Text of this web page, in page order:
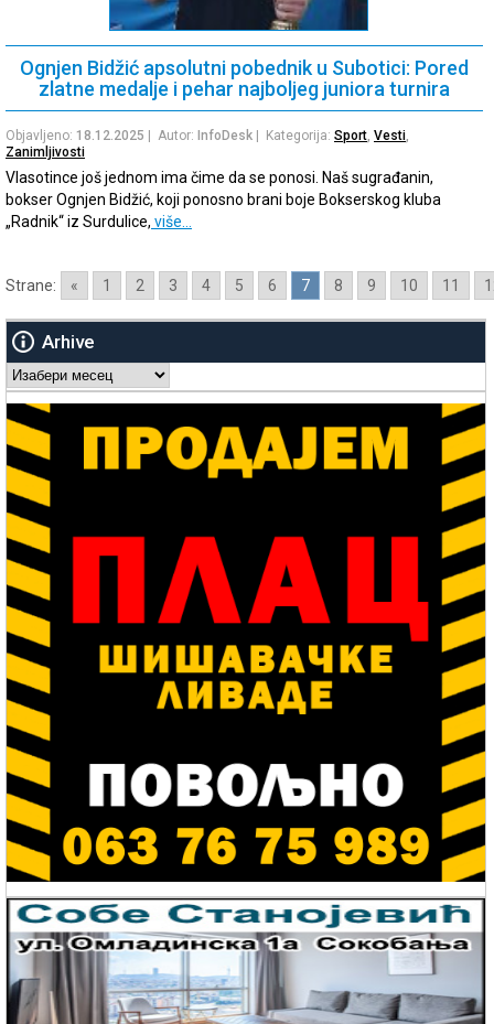
Ognjen Bidžić apsolutni pobednik u Subotici: Pored
zlatne medalje i pehar najboljeg juniora turnira
Objavljeno: 18.12.2025 | Autor: InfoDesk | Kategorija: Sport, Vesti,
Zanimljivosti
Vlasotince još jednom ima čime da se ponosi. Naš sugrađanin,
bokser Ognjen Bidžić, koji ponosno brani boje Bokserskog kluba
„Radnik“ iz Surdulice, više…
Strane: « 1 2 3 4 5 6 7 8 9 10 11
Arhive
Arhive